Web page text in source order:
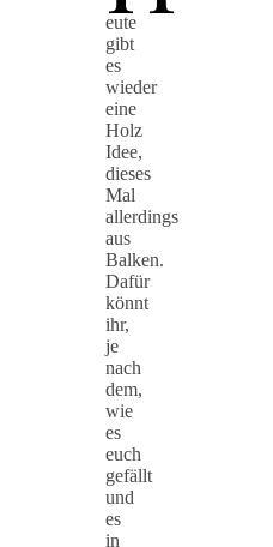
eute
gibt
es
wieder
eine
Holz
Idee,
dieses
Mal
allerdings
aus
Balken.
Dafür
könnt
ihr,
je
nach
dem,
wie
es
euch
gefällt
und
es
in